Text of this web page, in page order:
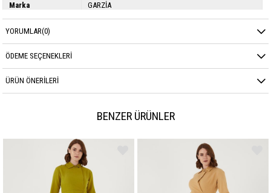
Marka GARZİA
Kumaş Cinsi POPLİN
YORUMLAR(0)
ÖDEME SEÇENEKLERI
ÜRÜN ÖNERILERI
BENZER ÜRÜNLER